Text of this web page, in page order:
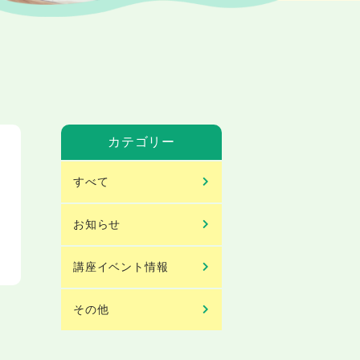
カテゴリー
すべて
お知らせ
講座イベント情報
その他